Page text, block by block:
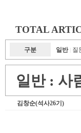
TOTAL
구분 일반 질
일반 : 사
김창순(석사26기)